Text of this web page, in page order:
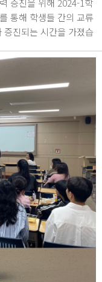
통해 학생들 간의 교류
진되는 시간을 가졌습